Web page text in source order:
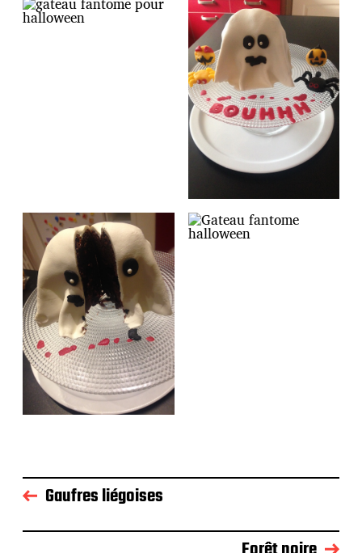
Gaufres liégoises